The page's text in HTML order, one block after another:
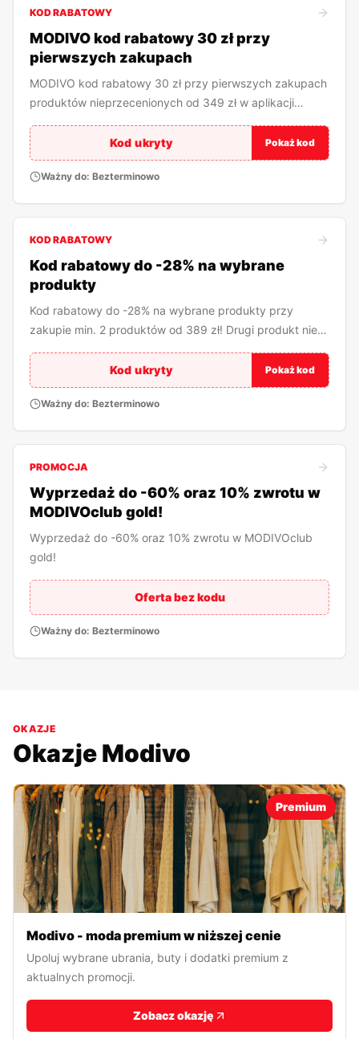
KOD RABATOWY
MODIVO kod rabatowy 30 zł przy
pierwszych zakupach
MODIVO kod rabatowy 30 zł przy pierwszych zakupach
produktów nieprzecenionych od 349 zł w aplikacji
Kod ukryty
Pokaż kod
Ważny do: Bezterminowo
KOD RABATOWY
Kod rabatowy do -28% na wybrane
produkty
Kod rabatowy do -28% na wybrane produkty przy
zakupie min. 2 produktów od 389 zł! Drugi produkt nie
Kod ukryty
Pokaż kod
Ważny do: Bezterminowo
PROMOCJA
Wyprzedaż do -60% oraz 10% zwrotu w
MODIVOclub gold!
Wyprzedaż do -60% oraz 10% zwrotu w MODIVOclub
gold!
Oferta bez kodu
Ważny do: Bezterminowo
OKAZJE
OkazjeModivo
Premium
Modivo - moda premium w niższej cenie
Upoluj wybrane ubrania, buty i dodatki premium z
aktualnych promocji.
Zobacz okazję